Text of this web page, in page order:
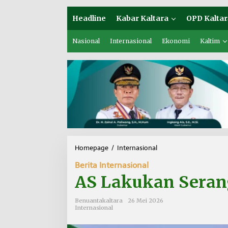
Headline Kabar Kaltara OPD
Nasional Internasional Ekonomi Kaltim
Homepage / Internasional
k
k
Berita Internasional
AS Lakukan
Benuantakaltara
26 Mei 2026
Internasional